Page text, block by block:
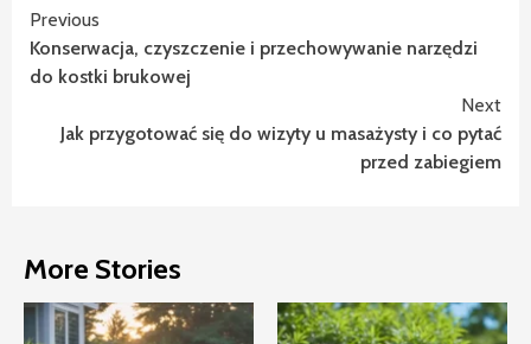
Continue
Reading
Previous
Konserwacja, czyszczenie i przechowywanie narzędzi
do kostki brukowej
Next
Jak przygotować się do wizyty u masażysty i co pytać
przed zabiegiem
More Stories